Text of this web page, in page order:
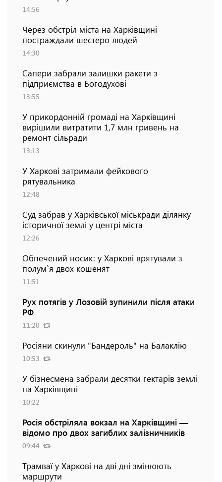
14:56
Через обстріл міста на Харківщині
постраждали шестеро людей
14:30
Сапери забрали залишки ракети з
підприємства в Богодухові
13:55
У прикордонній громаді на Харківщині
вирішили витратити 1,7 млн гривень на
ремонт сільради
13:13
У Харкові затримали фейкового
рятувальника
12:48
Суд забрав у Харківської міськради ділянку
історичної землі у центрі міста
12:26
Обпечений носик: у Харкові врятували з
полум`я двох кошенят
11:51
Рух потягів у Лозовій зупинили після атаки
РФ
11:20
Росіяни скинули "Бандероль" на Балаклію
10:53
У бізнесмена забрали десятки гектарів землі
на Харківщині
10:22
Росія обстріляла вокзал на Харківщині —
відомо про двох загиблих залізничників
09:44
Трамваї у Харкові на дві дні змінюють
маршрути